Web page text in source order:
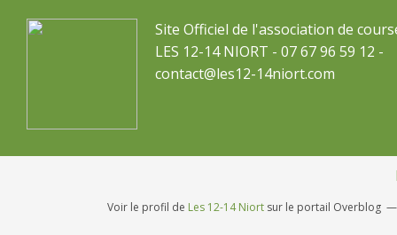
Site Officiel de l'association de
LES 12-14 NIORT - 07 67 96 59 12 -
contact@les12-14niort.com
Voir le profil de Les 12-14 Niort sur le portail Overblog